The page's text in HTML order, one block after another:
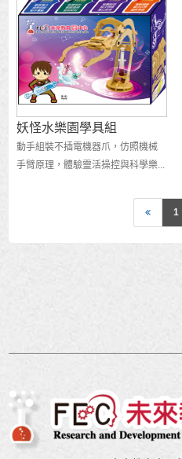
妖怪水樂園學具組
動手組裝不插電機器爪，仿照機械
手臂原理，體驗靈活操控與科學樂...
1